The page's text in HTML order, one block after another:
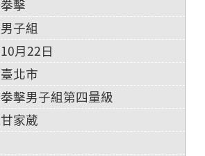
拳擊
男子組
10月22日
臺北市
拳擊男子組第四量級
甘家葳